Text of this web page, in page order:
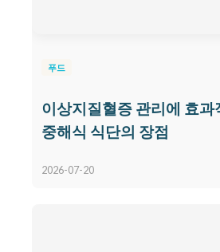
푸드
이상지질혈증 관리에 효과
중해식 식단의 장점
2026-07-20